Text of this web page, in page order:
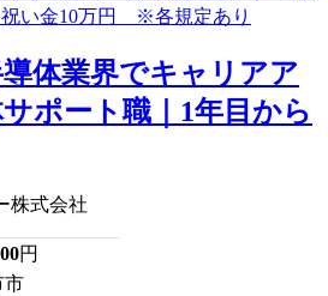
導体業界でキャリアア
ポート職｜1年目から
株式会社
円
市